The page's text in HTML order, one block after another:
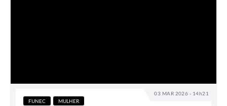
03 MAR 2026 - 14h21
FUNEC MULHER